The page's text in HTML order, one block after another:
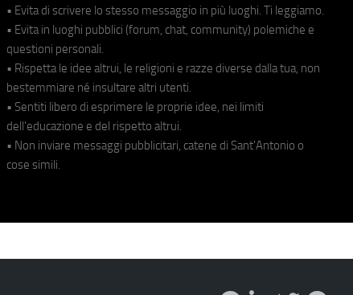
• Evita di scrivere lo stesso messaggio in più luoghi. Ti leggiamo.
• Evita in luoghi pubblici (forum, chat, community) polemiche e
questioni personali.
• Rispetta le idee altrui, le religioni e razze diverse dalla tua, non
bestemmiare né insultare altri utenti.
• Sentiti libero di esprimere le proprie idee, nei limiti
dell'educazione e del rispetto altrui.
• Non inviare messaggi pubblicitari, catene di Sant'Antonio o
cose simili.